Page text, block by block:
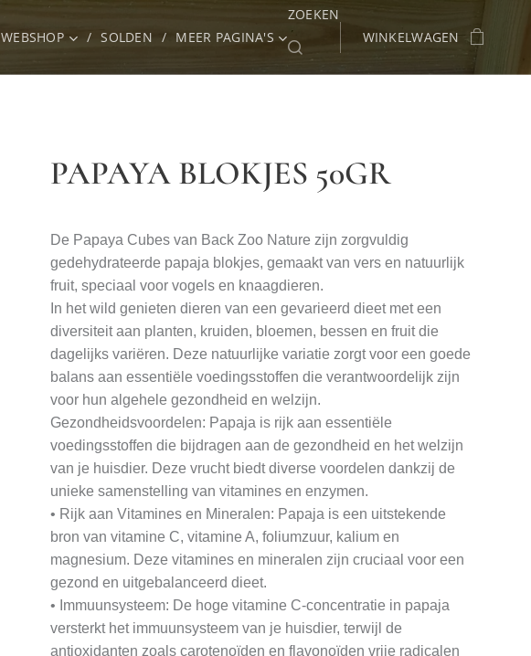
WEBSHOP SOLDEN MEER PAGINA'S
ZOEKEN
WINKELWAGEN
PAPAYA BLOKJES 50GR
De Papaya Cubes van Back Zoo Nature zijn zorgvuldig
gedehydrateerde papaja blokjes, gemaakt van vers en natuurlijk
fruit, speciaal voor vogels en knaagdieren.
In het wild genieten dieren van een gevarieerd dieet met een
diversiteit aan planten, kruiden, bloemen, bessen en fruit die
dagelijks variëren. Deze natuurlijke variatie zorgt voor een goede
balans aan essentiële voedingsstoffen die verantwoordelijk zijn
voor hun algehele gezondheid en welzijn.
Gezondheidsvoordelen: Papaja is rijk aan essentiële
voedingsstoffen die bijdragen aan de gezondheid en het welzijn
van je huisdier. Deze vrucht biedt diverse voordelen dankzij de
unieke samenstelling van vitamines en enzymen.
• Rijk aan Vitamines en Mineralen: Papaja is een uitstekende
bron van vitamine C, vitamine A, foliumzuur, kalium en
magnesium. Deze vitamines en mineralen zijn cruciaal voor een
gezond en uitgebalanceerd dieet.
• Immuunsysteem: De hoge vitamine C-concentratie in papaja
versterkt het immuunsysteem van je huisdier, terwijl de
antioxidanten zoals carotenoïden en flavonoïden vrije radicalen